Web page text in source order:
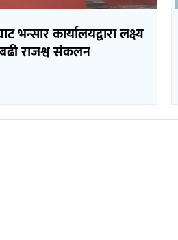
भन्सार कार्यालयद्वारा लक्ष्य
राजश्व संकलन